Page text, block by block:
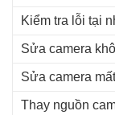
Kiểm tra lỗi tại
Sửa camera
Sửa camera
Thay nguồn